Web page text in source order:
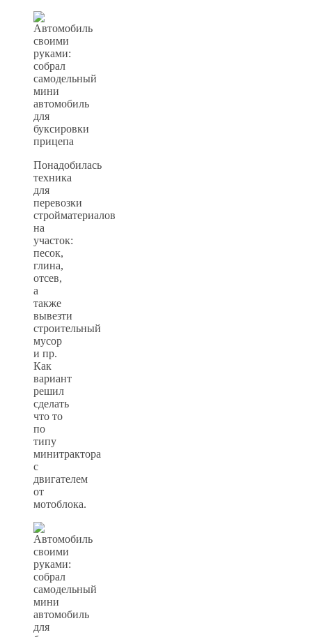
Понадобилась
техника
для
перевозки
стройматериалов
на
участок:
песок,
глина,
отсев,
а
также
вывезти
строительный
мусор
и пр.
Как
вариант
решил
сделать
что то
по
типу
минитрактора
с
двигателем
от
мотоблока.